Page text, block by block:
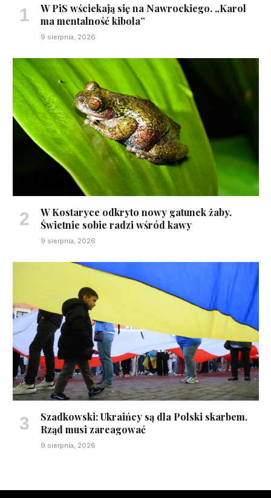
W PiS wściekają się na Nawrockiego. „Karol
ma mentalność kibola”
9 sierpnia, 2026
W Kostaryce odkryto nowy gatunek żaby.
Świetnie sobie radzi wśród kawy
9 sierpnia, 2026
Szadkowski: Ukraińcy są dla Polski skarbem.
Rząd musi zareagować
9 sierpnia, 2026